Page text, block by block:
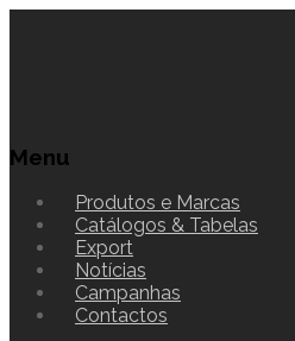
Menu
Produtos e Marcas
Catálogos & Tabelas
Export
Notícias
Campanhas
Contactos